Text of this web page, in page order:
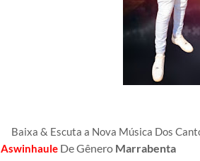
Baixa & Escuta a Nova Música Dos
Aswinhaule De Gênero Marrabenta